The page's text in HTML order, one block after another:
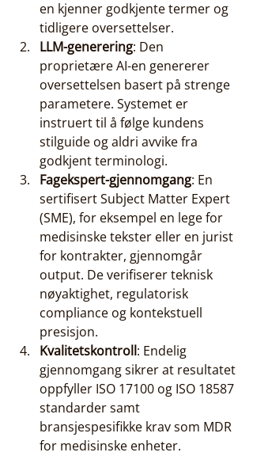
en kjenner godkjente termer og
tidligere oversettelser.
LLM-generering: Den
proprietære AI-en genererer
oversettelsen basert på strenge
parametere. Systemet er
instruert til å følge kundens
stilguide og aldri avvike fra
godkjent terminologi.
Fagekspert-gjennomgang: En
sertifisert Subject Matter Expert
(SME), for eksempel en lege for
medisinske tekster eller en jurist
for kontrakter, gjennomgår
output. De verifiserer teknisk
nøyaktighet, regulatorisk
compliance og kontekstuell
presisjon.
Kvalitetskontroll: Endelig
gjennomgang sikrer at resultatet
oppfyller ISO 17100 og ISO 18587
standarder samt
bransjespesifikke krav som MDR
for medisinske enheter.